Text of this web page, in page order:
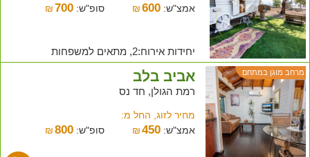
אמצ"ש:
₪600 סופ"ש: ₪ 700
יחידות אירוח:2, מתאים למשפחות
מרחב מוגן במתחם אביב בלב
רמת הגולן, חד נס
מחיר לזוג, החל מ:
אמצ"ש:
₪450 סופ"ש: ₪ 800